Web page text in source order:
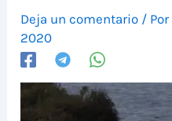
Deja un comentario / Por
2020